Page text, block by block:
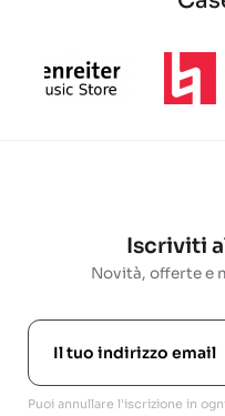
Iscriviti
Novità, offerte e
Puoi annullare l'iscrizione in